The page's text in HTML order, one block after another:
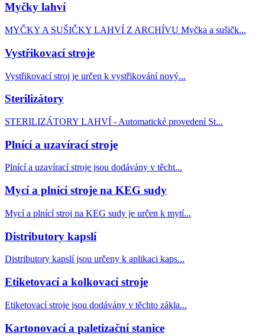
Myčky lahví
MYČKY A SUŠIČKY LAHVÍ Z ARCHÍVU Myčka a sušičk...
Vystřikovací stroje
Vystřikovací stroj je určen k vystřikování nový...
Sterilizátory
STERILIZÁTORY LAHVÍ - Automatické provedení St...
Plnící a uzavírací stroje
Plnící a uzavírací stroje jsou dodávány v těcht...
Mycí a plnící stroje na KEG sudy
Mycí a plnící stroj na KEG sudy je určen k mytí...
Distributory kapslí
Distributory kapslí jsou určeny k aplikaci kaps...
Etiketovací a kolkovací stroje
Etiketovací stroje jsou dodávány v těchto zákla...
Kartonovací a paletizační stanice